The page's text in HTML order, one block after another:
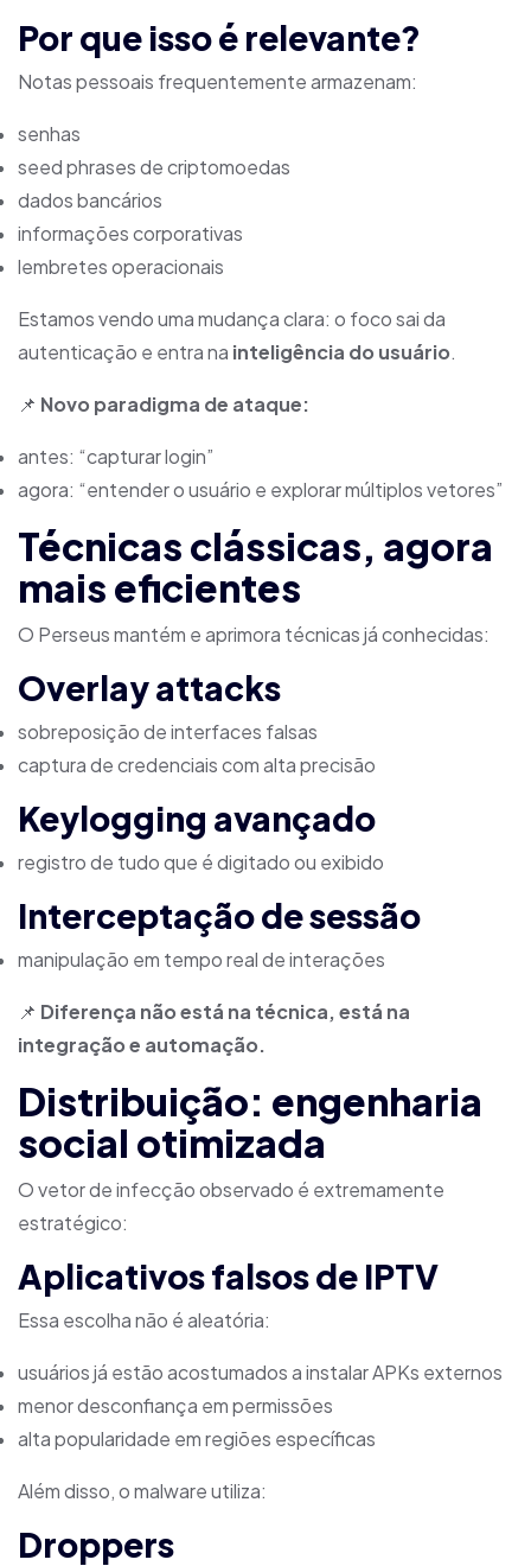
Por que isso é relevante?
Notas pessoais frequentemente armazenam:
senhas
seed phrases de criptomoedas
dados bancários
informações corporativas
lembretes operacionais
Estamos vendo uma mudança clara: o foco sai da
autenticação e entra na inteligência do usuário.
📌 Novo paradigma de ataque:
antes: “capturar login”
agora: “entender o usuário e explorar múltiplos vetores”
Técnicas clássicas, agora
mais eficientes
O Perseus mantém e aprimora técnicas já conhecidas:
Overlay attacks
sobreposição de interfaces falsas
captura de credenciais com alta precisão
Keylogging avançado
registro de tudo que é digitado ou exibido
Interceptação de sessão
manipulação em tempo real de interações
📌 Diferença não está na técnica, está na
integração e automação.
Distribuição: engenharia
social otimizada
O vetor de infecção observado é extremamente
estratégico:
Aplicativos falsos de IPTV
Essa escolha não é aleatória:
usuários já estão acostumados a instalar APKs externos
menor desconfiança em permissões
alta popularidade em regiões específicas
Além disso, o malware utiliza:
Droppers